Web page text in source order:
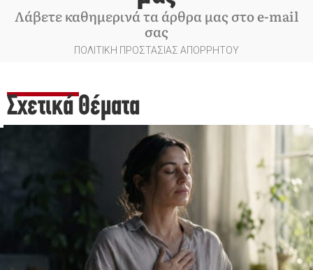
Λάβετε καθημερινά τα άρθρα μας στο e-mail
σας
ΠΟΛΙΤΙΚΗ ΠΡΟΣΤΑΣΙΑΣ ΑΠΟΡΡΗΤΟΥ
Σχετικά Θέματα